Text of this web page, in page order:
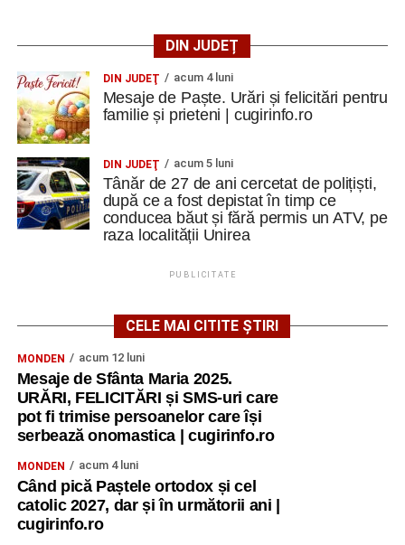
DIN JUDEȚ
DIN JUDEŢ acum 4 luni
Mesaje de Paște. Urări și felicitări pentru
familie și prieteni | cugirinfo.ro
DIN JUDEŢ acum 5 luni
Tânăr de 27 de ani cercetat de polițiști,
după ce a fost depistat în timp ce
conducea băut și fără permis un ATV, pe
raza localității Unirea
PUBLICITATE
CELE MAI CITITE ȘTIRI
MONDEN acum 12 luni
Mesaje de Sfânta Maria 2025.
URĂRI, FELICITĂRI și SMS-uri care
pot fi trimise persoanelor care își
serbează onomastica | cugirinfo.ro
MONDEN acum 4 luni
Când pică Paștele ortodox și cel
catolic 2027, dar și în următorii ani |
cugirinfo.ro